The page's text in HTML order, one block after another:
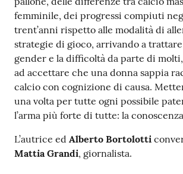
su
Catalogo
femminile, dei progressi compiuti
trent’anni rispetto alle modalità di
strategie di gioco, arrivando a
gender e la difficoltà da parte di
ad accettare che una donna sappia
calcio con cognizione di causa.
una volta per tutte ogni possibile
l’arma più forte di tutte: la
L’autrice ed Alberto Bortolotti
Mattia Grandi, giornalista.